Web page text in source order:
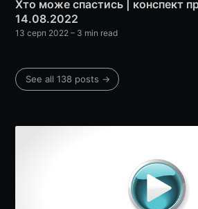
Хто може спастись | конспект
14.08.2022
13 серп 2022 – 3 min read
See all 138 posts →